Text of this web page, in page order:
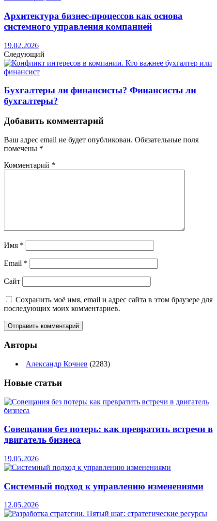
Архитектура бизнес-процессов как основа
системного управления компанией
19.02.2026
Следующий
Бухгалтеры ли финансисты? Финансисты ли
бухгалтеры?
Добавить комментарий
Ваш адрес email не будет опубликован. Обязательные поля
помечены *
Комментарий *
Имя *
Email *
Сайт
Сохранить моё имя, email и адрес сайта в этом браузере для
последующих моих комментариев.
Авторы
Александр Кочнев (2283)
Новые статьи
Совещания без потерь: как превратить встречи в
двигатель бизнеса
19.05.2026
Системный подход к управлению изменениями
12.05.2026